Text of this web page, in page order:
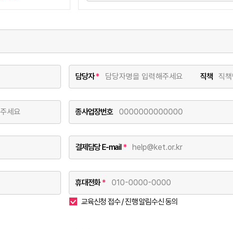
담당자* 직책
종사업장번호
결제담당 E-mail *
휴대전화*
교육신청 접수 / 진행 알림수신 동의